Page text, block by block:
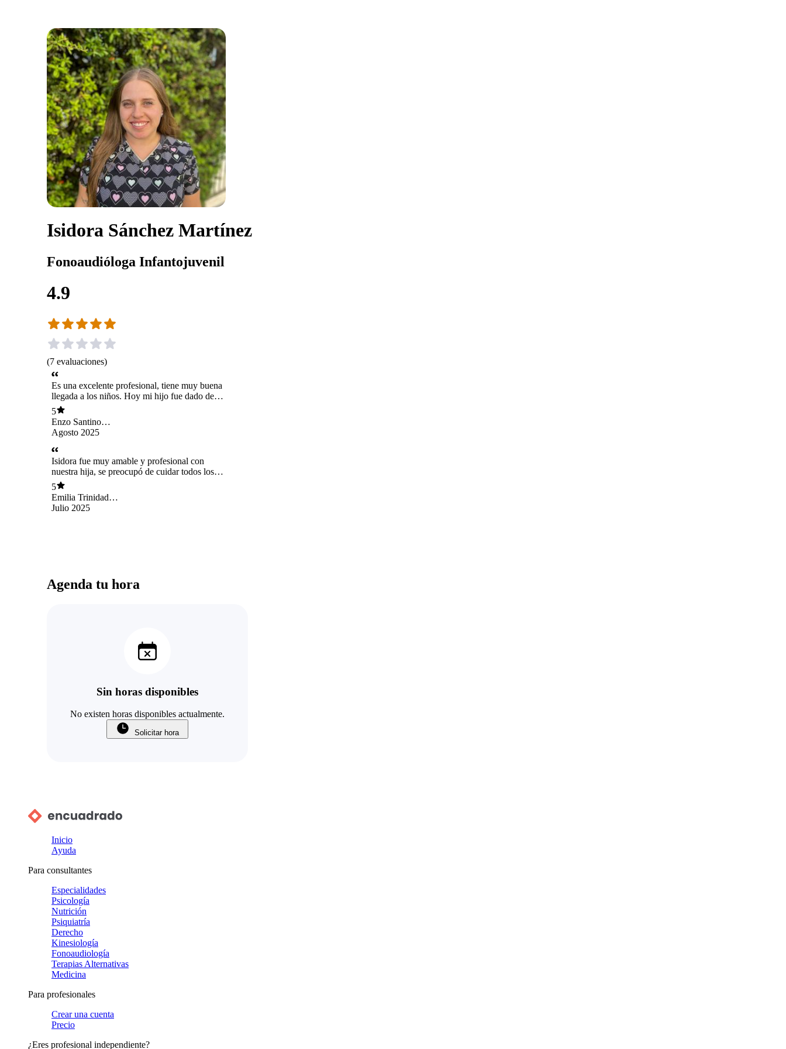
Isidora Sánchez Martínez
Fonoaudióloga Infantojuvenil
4.9
(7 evaluaciones)
Es una excelente profesional, tiene muy buena
llegada a los niños. Hoy mi hijo fue dado de
alta, gracias a un gran trabajo. Mi hijo quedó
con sentimientos encontrados. La felicidad de
haber cumplido los objetivos y la pena de no
volver a ver a su fono (Isidora Sánchez) Mil
Gracias!!! Eres una seca!!!
5
Enzo Santino
Panebianco Klein
Agosto 2025
Isidora fue muy amable y profesional con
nuestra hija, se preocupó de cuidar todos los
detalles previamente con nosotros, sus papás,
para entregarnos confianza y profesionalismo en
lo que realizaría con nuestra hija. Fue
transparente en términos de forma de trabajo,
de detallar cada detalle, para nuestra gestión. Mi
hija se sintió cómoda en todas las sesiones y
5
Emilia Trinidad
Ortiz Olmedo
Julio 2025
Agenda tu hora
Sin horas disponibles
No existen horas disponibles actualmente.
Solicitar hora
Inicio
Ayuda
Para consultantes
Especialidades
Psicología
Nutrición
Psiquiatría
Derecho
Kinesiología
Fonoaudiología
Terapias Alternativas
Medicina
Para profesionales
Crear una cuenta
Precio
¿Eres profesional independiente?